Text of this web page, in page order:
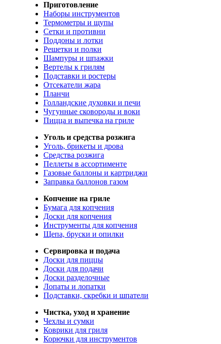
Приготовление
Наборы инструментов
Термометры и щупы
Сетки и противни
Поддоны и лотки
Решетки и полки
Шампуры и шпажки
Вертелы к грилям
Подставки и ростеры
Отсекатели жара
Планчи
Голландские духовки и печи
Чугунные сковороды и воки
Пицца и выпечка на гриле
Уголь и средства розжига
Уголь, брикеты и дрова
Средства розжига
Пеллеты в ассортименте
Газовые баллоны и картриджи
Заправка баллонов газом
Копчение на гриле
Бумага для копчения
Доски для копчения
Инструменты для копчения
Щепа, бруски и опилки
Сервировка и подача
Доски для пиццы
Доски для подачи
Доски разделочные
Лопаты и лопатки
Подставки, скребки и шпатели
Чистка, уход и хранение
Чехлы и сумки
Коврики для гриля
Корючки для инструментов